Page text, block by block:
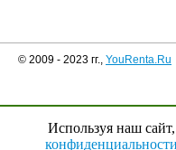
© 2009 - 2023 гг., YouRenta.Ru
Используя наш
конфиденциальности